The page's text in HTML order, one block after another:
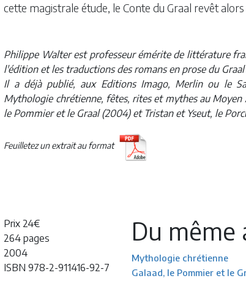
cette magistrale étude, le Conte du Graal revêt
Philippe Walter est professeur émérite de littérature
l'édition et les traductions des romans en prose du
Il a déjà publié, aux Editions Imago, Merlin ou le
Mythologie chrétienne, fêtes, rites et mythes au Moyen
le Pommier et le Graal (2004) et Tristan et Yseut, le
Feuilletez un extrait au format
Prix 24€
264 pages
2004
ISBN 978-2-911416-92-7
Du même
Mythologie chrétienne
Galaad, le Pommier et le